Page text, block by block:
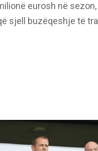
eurosh në
sjell buzëqeshje të